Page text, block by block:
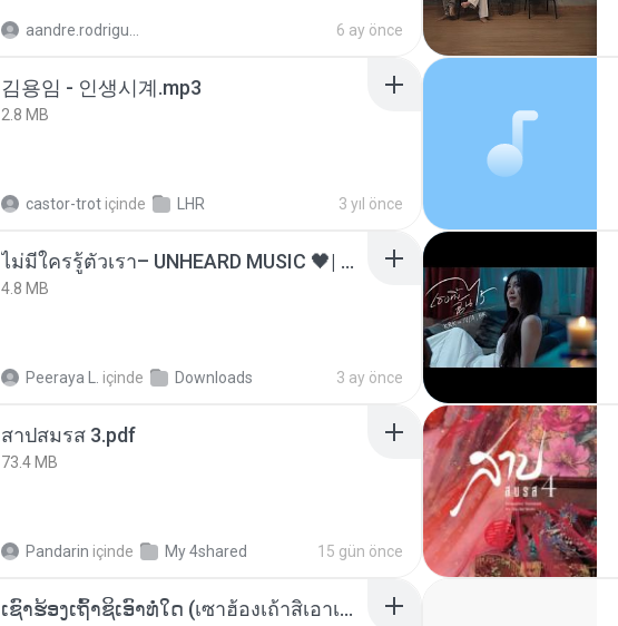
6 ay önce
김용임 - 인생시계.mp3
2.8 MB
castor-trot içinde LHR 3 yıl önce
ไม่มีใครรู้ตัวเรา– UNHEARD MUSIC 🖤| Official Lyric Video | เพลงสู้ชีวิต
4.8 MB
Peeraya L. içinde Downloads 3 ay önce
สาปสมรส 3.pdf
73.4 MB
Pandarin içinde My 4shared 15 gün önce
ເຊົາຮ້ອງເຖົ້າຊິເອົາທໍ່ໃດ (เซาฮ้องเถ้าสิเอาเท่าใด) ບຸນເກີດ ຫນູຫ່ວງ ft. ໂສພາ ຈຸນທະລາ